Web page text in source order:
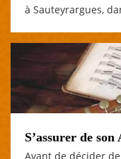
à Sauteyrargues,
S’assurer de
Avant de décider